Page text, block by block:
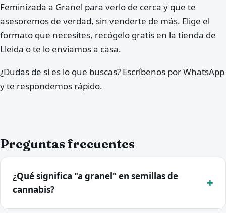
Feminizada a Granel para verlo de cerca y que te
asesoremos de verdad, sin venderte de más. Elige el
formato que necesites, recógelo gratis en la tienda de
Lleida o te lo enviamos a casa.
¿Dudas de si es lo que buscas? Escríbenos por WhatsApp
y te respondemos rápido.
Preguntas frecuentes
¿Qué significa "a granel" en semillas de
cannabis?